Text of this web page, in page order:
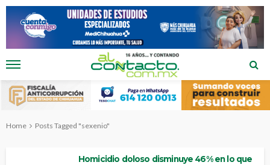
Home Posts Tagged "sexenio"
Homicidio doloso disminuye 46% en lo que